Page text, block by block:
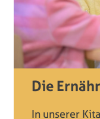
Die
In unserer